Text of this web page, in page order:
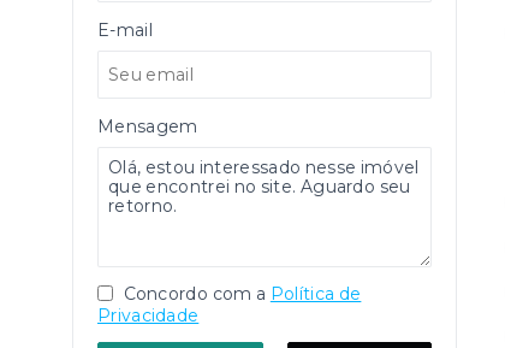
E-mail
Mensagem
Concordo com a Política de
Privacidade